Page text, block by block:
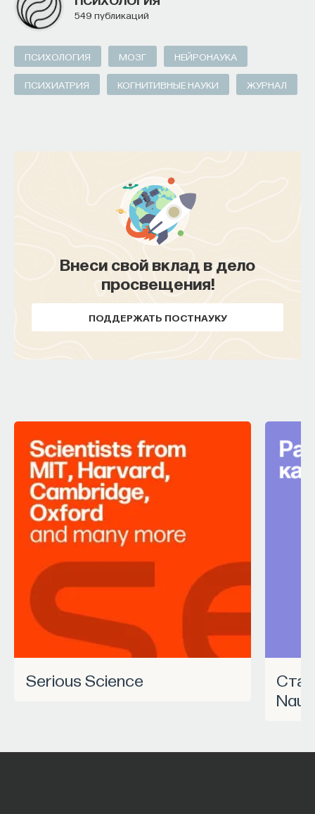
549 публикаций
ПСИХОЛОГИЯ МОЗГ НЕЙРОНАУКА
ПСИХИАТРИЯ КОГНИТИВНЫЕ НАУКИ ЖУРНАЛ
Внеси свой вклад в дело
просвещения!
ПОДДЕРЖАТЬ ПОСТНАУКУ
Serious Science
Станьте частью программы